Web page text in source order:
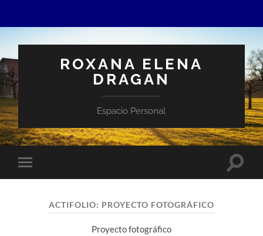
ROXANA ELENA
DRAGAN
Espacio Personal
Alternar
el
ACTIFOLIO: PROYECTO FOTOGRÁFICO
Proyecto fotográfico